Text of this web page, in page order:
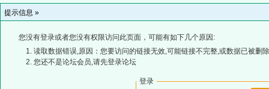
提示信息 »
您没有登录或者您没有权限访问此页面，可能有如下几个原因:
读取数据错误,原因：您要访问的链接无效,可能链接不完整,或数据已被删
您还不是论坛会员,请先登录论坛
登录